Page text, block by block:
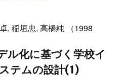
, 稲垣忠, 高橋純 （1998
ル化に基づく学校イ
テムの設計(1)